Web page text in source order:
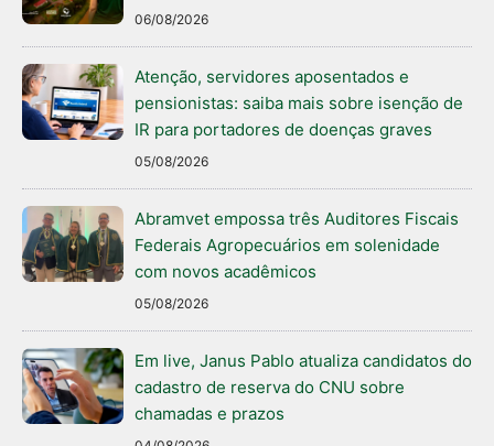
06/08/2026
Atenção, servidores aposentados e
pensionistas: saiba mais sobre isenção de
IR para portadores de doenças graves
05/08/2026
Abramvet empossa três Auditores Fiscais
Federais Agropecuários em solenidade
com novos acadêmicos
05/08/2026
Em live, Janus Pablo atualiza candidatos do
cadastro de reserva do CNU sobre
chamadas e prazos